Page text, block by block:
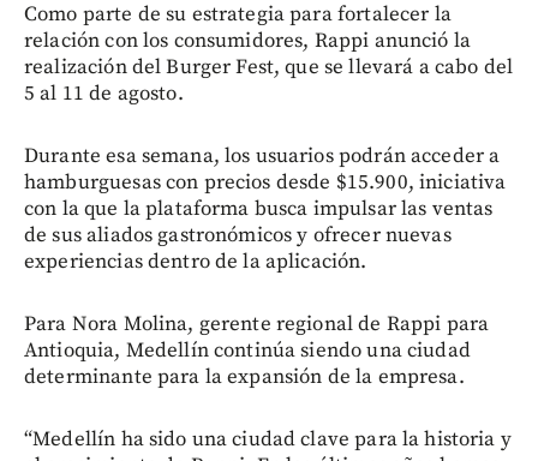
Como parte de su estrategia para fortalecer la
relación con los consumidores, Rappi anunció la
realización del Burger Fest, que se llevará a cabo del
5 al 11 de agosto.
Durante esa semana, los usuarios podrán acceder a
hamburguesas con precios desde $15.900, iniciativa
con la que la plataforma busca impulsar las ventas
de sus aliados gastronómicos y ofrecer nuevas
experiencias dentro de la aplicación.
Para Nora Molina, gerente regional de Rappi para
Antioquia, Medellín continúa siendo una ciudad
determinante para la expansión de la empresa.
“Medellín ha sido una ciudad clave para la historia y